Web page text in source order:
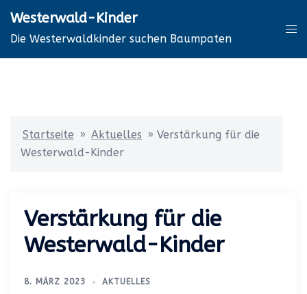
Inhalt
springen
Westerwald-Kinder
Die Westerwaldkinder suchen Baumpaten
Startseite » Aktuelles » Verstärkung für die
Westerwald-Kinder
Verstärkung für die
Westerwald-Kinder
8. MÄRZ 2023 AKTUELLES